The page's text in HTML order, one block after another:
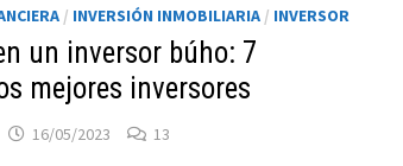
/ INVERSIÓN INMOBILIARIA / INVERSOR
un inversor búho: 7
mejores inversores
16/05/2023 13